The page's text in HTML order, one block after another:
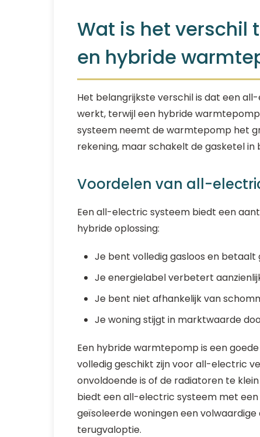
Wat is het verschil
en hybride
Het belangrijkste verschil is dat een
werkt, terwijl een hybride
systeem neemt de warmtepomp het
rekening, maar schakelt de gasketel
Voordelen van all-
Een all-electric systeem biedt een
hybride oplossing:
Je bent volledig gasloos en
Je energielabel verbetert
Je bent niet afhankelijk van
Je woning stijgt in marktwaarde
Een hybride warmtepomp is een
volledig geschikt zijn voor all-electric
onvoldoende is of de radiatoren te
biedt een all-electric systeem met
geïsoleerde woningen een
terugvaloptie.